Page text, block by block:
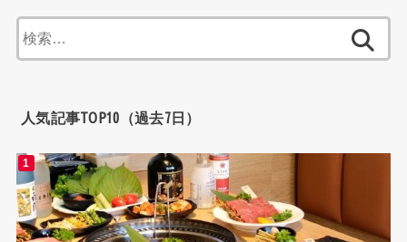
索:
人気記事TOP10（過去7日）